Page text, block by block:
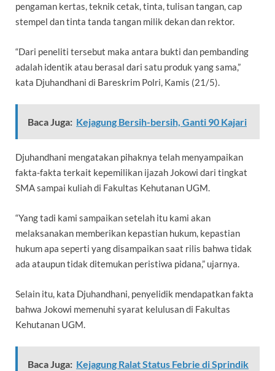
pengaman kertas, teknik cetak, tinta, tulisan tangan, cap
stempel dan tinta tanda tangan milik dekan dan rektor.
“Dari peneliti tersebut maka antara bukti dan pembanding
adalah identik atau berasal dari satu produk yang sama,”
kata Djuhandhani di Bareskrim Polri, Kamis (21/5).
Baca Juga: Kejagung Bersih-bersih, Ganti 90 Kajari
Djuhandhani mengatakan pihaknya telah menyampaikan
fakta-fakta terkait kepemilikan ijazah Jokowi dari tingkat
SMA sampai kuliah di Fakultas Kehutanan UGM.
“Yang tadi kami sampaikan setelah itu kami akan
melaksanakan memberikan kepastian hukum, kepastian
hukum apa seperti yang disampaikan saat rilis bahwa tidak
ada ataupun tidak ditemukan peristiwa pidana,” ujarnya.
Selain itu, kata Djuhandhani, penyelidik mendapatkan fakta
bahwa Jokowi memenuhi syarat kelulusan di Fakultas
Kehutanan UGM.
Baca Juga: Kejagung Ralat Status Febrie di Sprindik